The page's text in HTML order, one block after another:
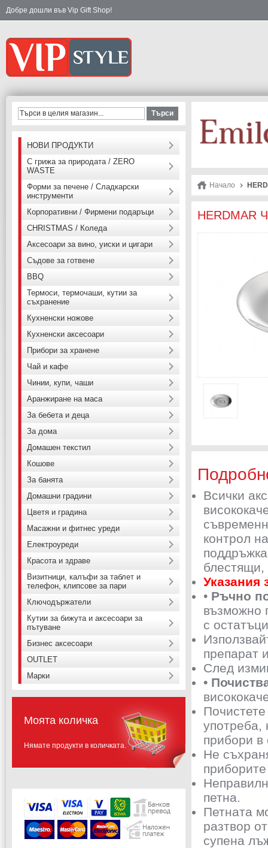
Добре дошли във Vip Gift Shop!
Начало
HERDMAR
Всички
контрол
блестящи,
Указания
• Ръчно
възможно
с
препарат
След
•
употреба,
прибори
Не
петна.
Петната
разтвор
супена
Търси
НОВИ ПРОДУКТИ
С грижа за природата / ZERO
WASTE
Форми за печене / Сладкарски
инструменти
Корпоративни / Фирмени подаръци
CHRISTMAS / Коледа
Аксесоари за вино, уиски и цигари
Съдове за готвене
BBQ
Термоси, термочаши, кутии за
съхранение
Кухненски ножове
Кухненски аксесоари
Прибори за хранене
Чай и кафе
Чинии, купи, чаши
Аранжиране на маса
За бебета и деца
За дома
Домашен текстил
Кошове
За банята
Домашни градини
Цветя и градина
Масажни и фитнес уреди
Електроуреди
Красота и здраве
Визитници, калъфи за таблет и
телефон, клипсове за пари
Ключодържатели
Кутии за бижута и аксесоари за
пътуване
Бизнес аксесоари
OUTLET
Марки
Моята количка
Нямате продукти в количката.